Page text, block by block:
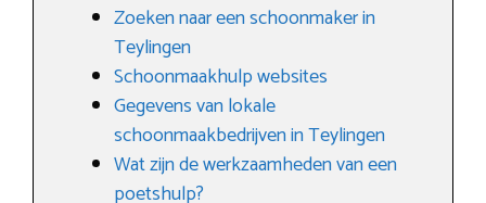
Zoeken naar een schoonmaker in
Teylingen
Schoonmaakhulp websites
Gegevens van lokale
schoonmaakbedrijven in Teylingen
Wat zijn de werkzaamheden van een
poetshulp?